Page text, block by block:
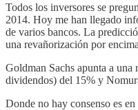
Todos los inversores se
2014. Hoy me han llegado
de varios bancos. La
una revañorización por
Goldman Sachs apunta a
dividendos) del 15% y
Donde no hay consenso es